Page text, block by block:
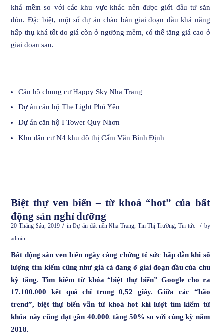
khá mềm so với các khu vực khác nên được giới đầu tư săn
đón. Đặc biệt, một số dự án chào bán giai đoạn đầu khả năng
hấp thụ khá tốt do giá còn ở ngưỡng mềm, có thể tăng giá cao ở
giai đoạn sau.
Căn hộ chung cư Happy Sky Nha Trang
Dự án căn hộ The Light Phú Yên
Dự án căn hộ I Tower Quy Nhơn
Khu dân cư N4 khu đô thị Cẩm Văn Bình Định
Biệt thự ven biển – từ khoá “hot” của bất
động sản nghỉ dưỡng
20 Tháng Sáu, 2019 / inDự án đất nền Nha Trang Tin Thị Trường ,Tin tức / by
admin
Bất động sản ven biển ngày càng chứng tỏ sức hấp dẫn khi số
lượng tìm kiếm cũng như giá cả đang ở giai đoạn đầu của chu
kỳ tăng. Tìm kiếm từ khóa “biệt thự biển” Google cho ra
17.100.000 kết quả chỉ trong 0,52 giây. Giữa các “bão
trend”, biệt thự biển vẫn từ khoá hot khi lượt tìm kiếm từ
khóa này cũng đạt gần 40.000, tăng 50% so với cùng kỳ năm
2018.